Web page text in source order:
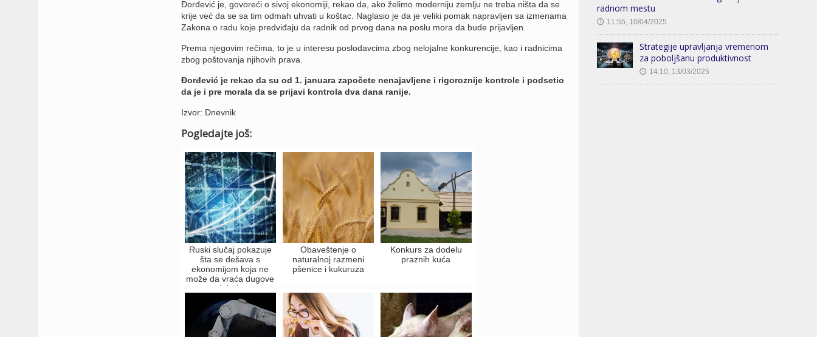
Đorđević je, govoreći o sivoj ekonomiji, rekao da, ako želimo moderniju zemlju ne treba ništa da se
krije već da se sa tim odmah uhvati u koštac. Naglasio je da je veliki pomak napravljen sa izmenama
Zakona o radu koje predviđaju da radnik od prvog dana na poslu mora da bude prijavljen.
Prema njegovim rečima, to je u interesu poslodavcima zbog nelojalne konkurencije, kao i radnicima
zbog poštovanja njihovih prava.
Đorđević je rekao da su od 1. januara započete nenajavljene i rigoroznije kontrole i podsetio
da je i pre morala da se prijavi kontrola dva dana ranije.
Izvor: Dnevnik
Pogledajte još:
Ruski slučaj pokazuje
šta se dešava s
ekonomijom koja ne
može da vraća dugove
u dolarima
Obaveštenje o
naturalnoj razmeni
pšenice i kukuruza
Konkurs za dodelu
praznih kuća
radnom mestu
🕔 11:55, 10/04/2025
Strategije upravljanja vremenom
za poboljšanu produktivnost
🕔 14:10, 13/03/2025